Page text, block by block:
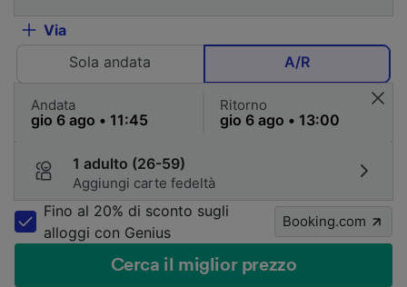
Via
Sola andata
A/R
Andata Ritorno
1 adulto (26-59)
Aggiungi carte fedeltà
Fino al 20% di sconto sugli
alloggi con Genius
Booking.com
Cerca il miglior prezzo